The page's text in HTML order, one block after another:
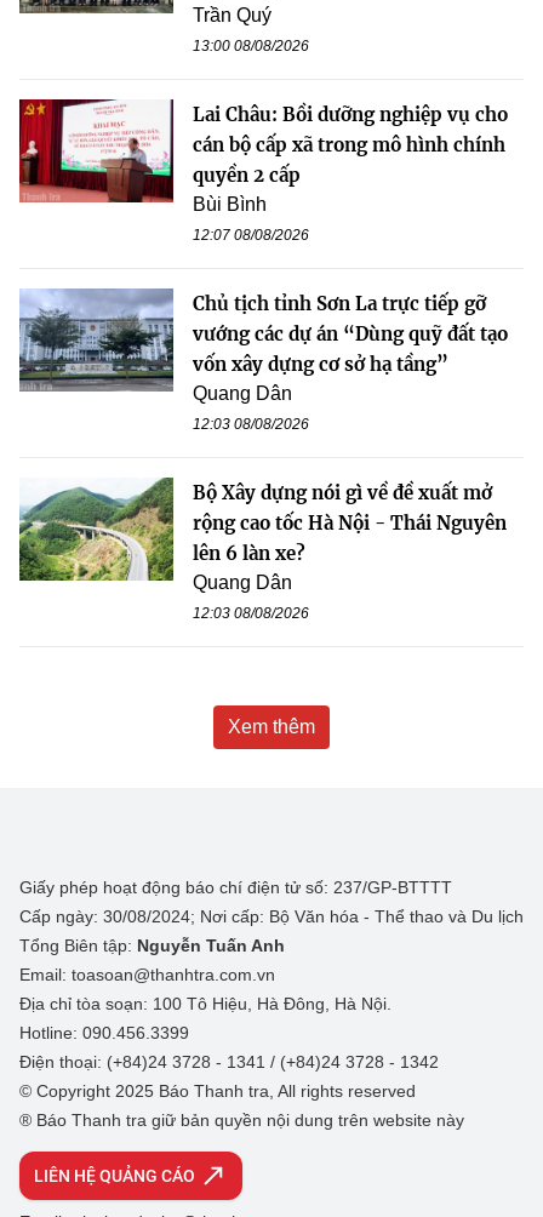
Trần Quý
13:00 08/08/2026
Lai Châu: Bồi dưỡng nghiệp vụ cho
cán bộ cấp xã trong mô hình chính
quyền 2 cấp
Bùi Bình
12:07 08/08/2026
Chủ tịch tỉnh Sơn La trực tiếp gỡ
vướng các dự án “Dùng quỹ đất tạo
vốn xây dựng cơ sở hạ tầng”
Quang Dân
12:03 08/08/2026
Bộ Xây dựng nói gì về đề xuất mở
rộng cao tốc Hà Nội - Thái Nguyên
lên 6 làn xe?
Quang Dân
12:03 08/08/2026
Xem thêm
Giấy phép hoạt động báo chí điện tử số: 237/GP-BTTTT
Cấp ngày: 30/08/2024; Nơi cấp: Bộ Văn hóa - Thể thao và Du lịch
Tổng Biên tập: Nguyễn Tuấn Anh
Email: toasoan@thanhtra.com.vn
Địa chỉ tòa soạn: 100 Tô Hiệu, Hà Đông, Hà Nội.
Hotline: 090.456.3399
Điện thoại: (+84)24 3728 - 1341 / (+84)24 3728 - 1342
© Copyright 2025 Báo Thanh tra, All rights reserved
® Báo Thanh tra giữ bản quyền nội dung trên website này
LIÊN HỆ QUẢNG CÁO